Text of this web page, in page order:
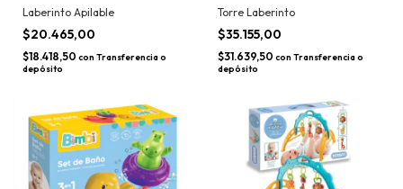
Laberinto Apilable
$20.465,00
$18.418,50 con Transferencia o
depósito
Torre Laberinto
$35.155,00
$31.639,50 con Transferencia o
depósito